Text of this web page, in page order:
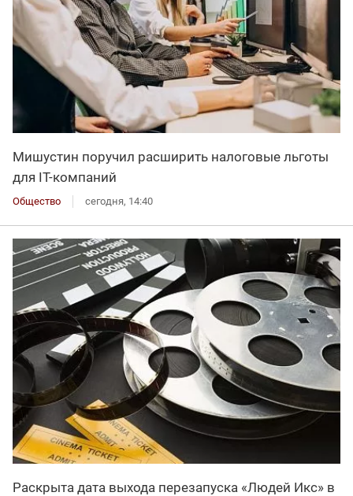
Мишустин поручил расширить налоговые льготы
для IT-компаний
Общество сегодня, 14:40
Раскрыта дата выхода перезапуска «Людей Икс» в